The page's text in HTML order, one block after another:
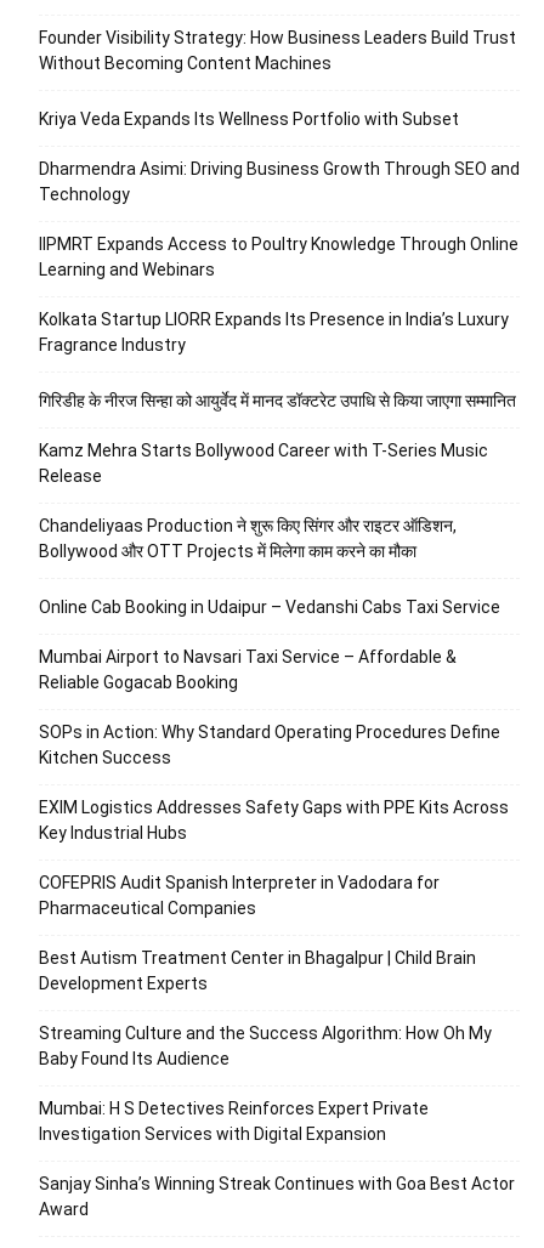
Founder Visibility Strategy: How Business Leaders Build Trust
Without Becoming Content Machines
Kriya Veda Expands Its Wellness Portfolio with Subset
Dharmendra Asimi: Driving Business Growth Through SEO and
Technology
IIPMRT Expands Access to Poultry Knowledge Through Online
Learning and Webinars
Kolkata Startup LIORR Expands Its Presence in India’s Luxury
Fragrance Industry
गिरिडीह के नीरज सिन्हा को आयुर्वेद में मानद डॉक्टरेट उपाधि से किया जाएगा सम्मानित
Kamz Mehra Starts Bollywood Career with T-Series Music
Release
Chandeliyaas Production ने शुरू किए सिंगर और राइटर ऑडिशन,
Bollywood और OTT Projects में मिलेगा काम करने का मौका
Online Cab Booking in Udaipur – Vedanshi Cabs Taxi Service
Mumbai Airport to Navsari Taxi Service – Affordable &
Reliable Gogacab Booking
SOPs in Action: Why Standard Operating Procedures Define
Kitchen Success
EXIM Logistics Addresses Safety Gaps with PPE Kits Across
Key Industrial Hubs
COFEPRIS Audit Spanish Interpreter in Vadodara for
Pharmaceutical Companies
Best Autism Treatment Center in Bhagalpur | Child Brain
Development Experts
Streaming Culture and the Success Algorithm: How Oh My
Baby Found Its Audience
Mumbai: H S Detectives Reinforces Expert Private
Investigation Services with Digital Expansion
Sanjay Sinha’s Winning Streak Continues with Goa Best Actor
Award